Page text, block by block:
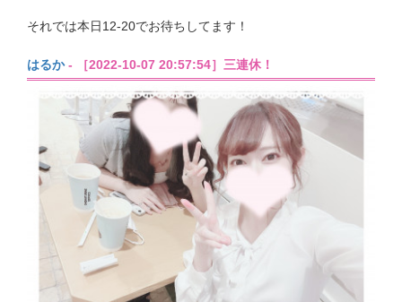
それでは本日12-20でお待ちしてます！
はるか- ［2022-10-07 20:57:54］三連休！